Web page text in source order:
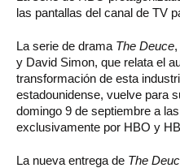
las pantallas del canal de TV
La serie de drama The Deuce
y David Simon, que relata el
transformación de esta
estadounidense, vuelve para
domingo 9 de septiembre a
exclusivamente por HBO y
La nueva entrega de The